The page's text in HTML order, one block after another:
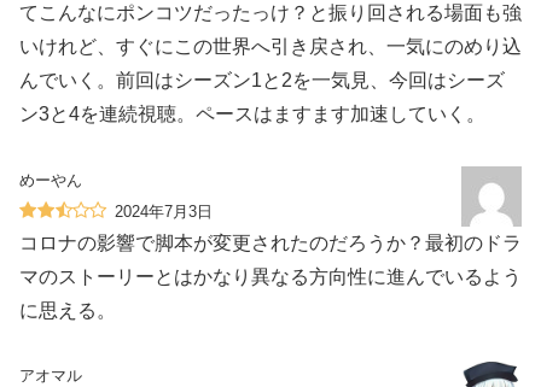
てこんなにポンコツだったっけ？と振り回される場面も強
いけれど、すぐにこの世界へ引き戻され、一気にのめり込
んでいく。前回はシーズン1と2を一気見、今回はシーズ
ン3と4を連続視聴。ペースはますます加速していく。
めーやん
2024年7月3日
コロナの影響で脚本が変更されたのだろうか？最初のドラ
マのストーリーとはかなり異なる方向性に進んでいるよう
に思える。
アオマル